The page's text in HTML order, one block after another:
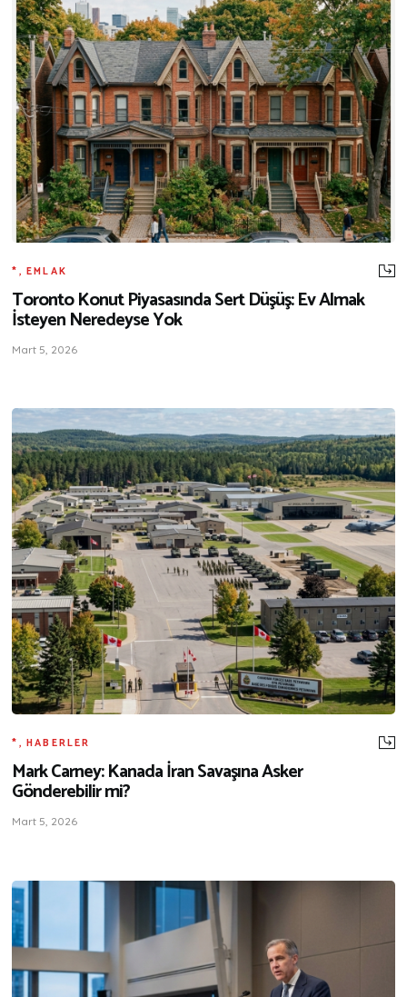
*,EMLAK
Toronto Konut Piyasasında Sert Düşüş: Ev Almak
İsteyen Neredeyse Yok
Mart 5, 2026
*,HABERLER
Mark Carney: Kanada İran Savaşına Asker
Gönderebilir mi?
Mart 5, 2026